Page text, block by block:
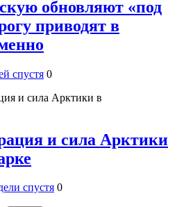
обновляют «под
приводят в
спустя 0
и сила Арктики
спустя 0